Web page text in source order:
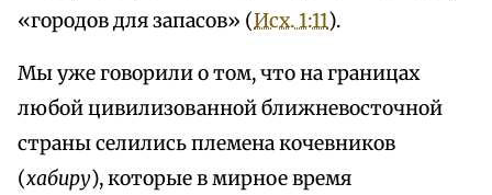
«городов для запасов» (Исх. 1:11).
Мы уже говорили о том, что на границах
любой цивилизованной ближневосточной
страны селились племена кочевников
(хабиру), которые в мирное время